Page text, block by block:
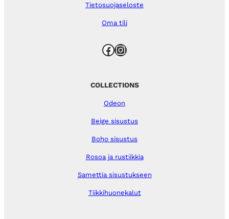
Tietosuojaseloste
Oma tili
Facebook Instagram
COLLECTIONS
Odeon
Beige sisustus
Boho sisustus
Rosoa ja rustiikkia
Samettia sisustukseen
Tiikkihuonekalut